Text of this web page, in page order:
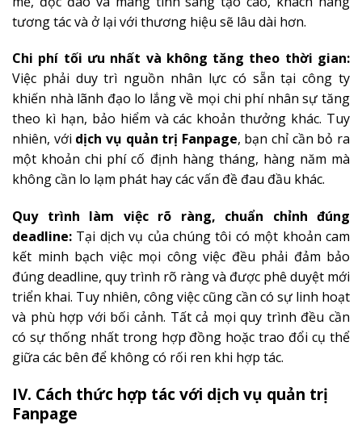
tương tác và ở lại với thương hiệu sẽ lâu dài hơn.
Chi phí tối ưu nhất và không tăng theo thời gian:
Việc phải duy trì nguồn nhân lực có sẵn tại công ty
khiến nhà lãnh đạo lo lắng về mọi chi phí nhân sự tăng
theo kì hạn, bảo hiểm và các khoản thưởng khác. Tuy
nhiên, với dịch vụ quản trị Fanpage, bạn chỉ cần bỏ ra
một khoản chi phí cố định hàng tháng, hàng năm mà
không cần lo lạm phát hay các vấn đề đau đầu khác.
Quy trình làm việc rõ ràng, chuẩn chỉnh đúng
deadline: Tại dịch vụ của chúng tôi có một khoản cam
kết minh bạch việc mọi công việc đều phải đảm bảo
đúng deadline, quy trình rõ ràng và được phê duyệt mới
triển khai. Tuy nhiên, công việc cũng cần có sự linh hoạt
và phù hợp với bối cảnh. Tất cả mọi quy trình đều cần
có sự thống nhất trong hợp đồng hoặc trao đổi cụ thể
giữa các bên để không có rối ren khi hợp tác.
IV. Cách thức hợp tác với dịch vụ quản trị
Fanpage